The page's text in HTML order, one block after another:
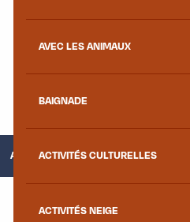
AVEC LES ANIMAUX
BAIGNADE
ACTIVITÉS CULTURELLES
ACTIVITÉS NEIGE
Appeler